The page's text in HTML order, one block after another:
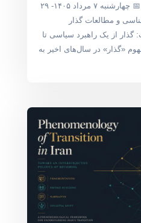
در گذار از جمهوری اسلامی 📅 چهارشنبه ۷ مرداد ۱۴۰۵- ۲۹
و مطالعات گذار
از یک راهبرد سیاسی تا
«گذار» در سال‌های اخیر به